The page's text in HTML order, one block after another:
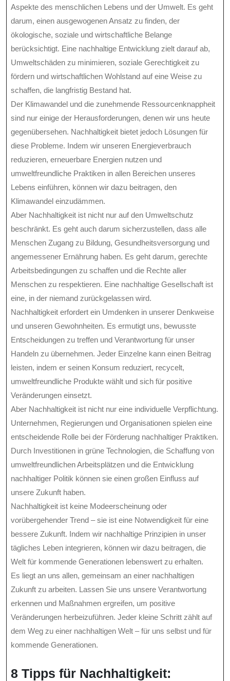
Aspekte des menschlichen Lebens und der Umwelt. Es geht
darum, einen ausgewogenen Ansatz zu finden, der
ökologische, soziale und wirtschaftliche Belange
berücksichtigt. Eine nachhaltige Entwicklung zielt darauf ab,
Umweltschäden zu minimieren, soziale Gerechtigkeit zu
fördern und wirtschaftlichen Wohlstand auf eine Weise zu
schaffen, die langfristig Bestand hat.
Der Klimawandel und die zunehmende Ressourcenknappheit
sind nur einige der Herausforderungen, denen wir uns heute
gegenübersehen. Nachhaltigkeit bietet jedoch Lösungen für
diese Probleme. Indem wir unseren Energieverbrauch
reduzieren, erneuerbare Energien nutzen und
umweltfreundliche Praktiken in allen Bereichen unseres
Lebens einführen, können wir dazu beitragen, den
Klimawandel einzudämmen.
Aber Nachhaltigkeit ist nicht nur auf den Umweltschutz
beschränkt. Es geht auch darum sicherzustellen, dass alle
Menschen Zugang zu Bildung, Gesundheitsversorgung und
angemessener Ernährung haben. Es geht darum, gerechte
Arbeitsbedingungen zu schaffen und die Rechte aller
Menschen zu respektieren. Eine nachhaltige Gesellschaft ist
eine, in der niemand zurückgelassen wird.
Nachhaltigkeit erfordert ein Umdenken in unserer Denkweise
und unseren Gewohnheiten. Es ermutigt uns, bewusste
Entscheidungen zu treffen und Verantwortung für unser
Handeln zu übernehmen. Jeder Einzelne kann einen Beitrag
leisten, indem er seinen Konsum reduziert, recycelt,
umweltfreundliche Produkte wählt und sich für positive
Veränderungen einsetzt.
Aber Nachhaltigkeit ist nicht nur eine individuelle Verpflichtung.
Unternehmen, Regierungen und Organisationen spielen eine
entscheidende Rolle bei der Förderung nachhaltiger Praktiken.
Durch Investitionen in grüne Technologien, die Schaffung von
umweltfreundlichen Arbeitsplätzen und die Entwicklung
nachhaltiger Politik können sie einen großen Einfluss auf
unsere Zukunft haben.
Nachhaltigkeit ist keine Modeerscheinung oder
vorübergehender Trend – sie ist eine Notwendigkeit für eine
bessere Zukunft. Indem wir nachhaltige Prinzipien in unser
tägliches Leben integrieren, können wir dazu beitragen, die
Welt für kommende Generationen lebenswert zu erhalten.
Es liegt an uns allen, gemeinsam an einer nachhaltigen
Zukunft zu arbeiten. Lassen Sie uns unsere Verantwortung
erkennen und Maßnahmen ergreifen, um positive
Veränderungen herbeizuführen. Jeder kleine Schritt zählt auf
dem Weg zu einer nachhaltigen Welt – für uns selbst und für
kommende Generationen.
8 Tipps für Nachhaltigkeit: